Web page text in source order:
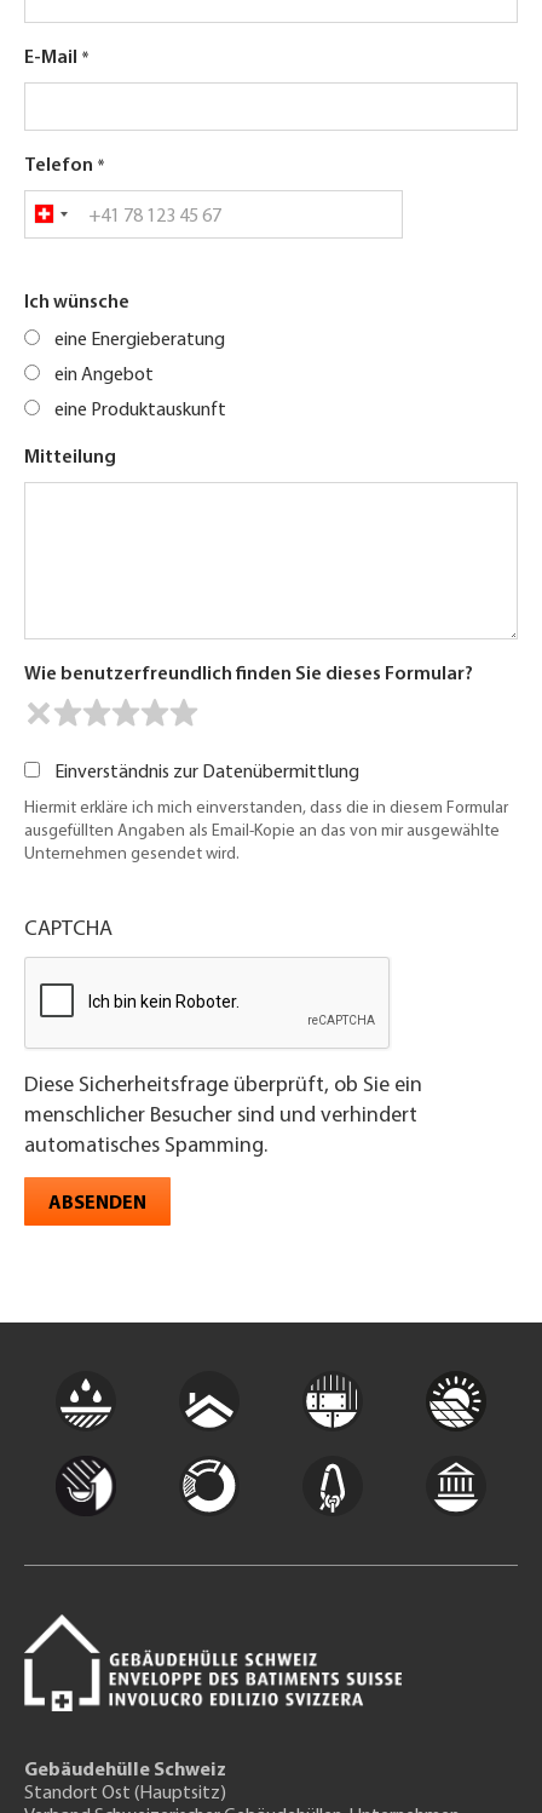
E-Mail
Telefon
Ich wünsche
eine Energieberatung
ein Angebot
eine Produktauskunft
Mitteilung
Wie benutzerfreundlich finden Sie dieses Formular?
Einverständnis zur Datenübermittlung
Hiermit erkläre ich mich einverstanden, dass die in diesem Formular
ausgefüllten Angaben als Email-Kopie an das von mir ausgewählte
Unternehmen gesendet wird.
CAPTCHA
Diese Sicherheitsfrage überprüft, ob Sie ein
menschlicher Besucher sind und verhindert
automatisches Spamming.
ABSENDEN
Gebäudehülle Schweiz
Standort Ost (Hauptsitz)